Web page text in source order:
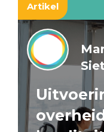
Artikel